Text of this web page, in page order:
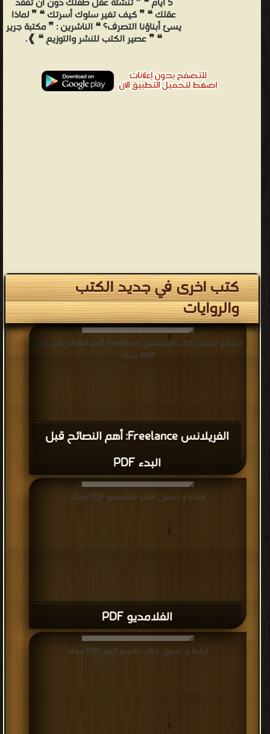
عقلك ❝ ❞ كيف تغير سلوك أسرتك ❝ ❞ لماذا
يسئ أبناؤنا التصرف؟ ❝ الناشرين : ❞ مكتبة جرير
❝ ❞ عصير الكتب للنشر والتوزيع ❝ ❱.
كتب اخرى في جديد الكتب
والروايات
الفريلانس Freelance: أهم النصائح قبل
البدء PDF
قراءة و تحميل كتاب الفريلانس Freelance: أهم النصائح قبل البدء
PDF مجانا
الفلامديو PDF
قراءة و تحميل كتاب الفلامديو PDF مجانا
قراءة و تحميل كتاب طلسم الدم PDF مجانا